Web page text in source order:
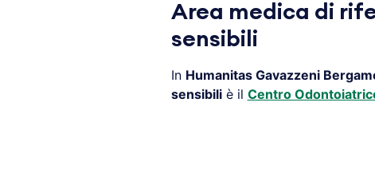
Area medica di
sensibili
In Humanitas Gavazzeni
sensibiliè il Centro